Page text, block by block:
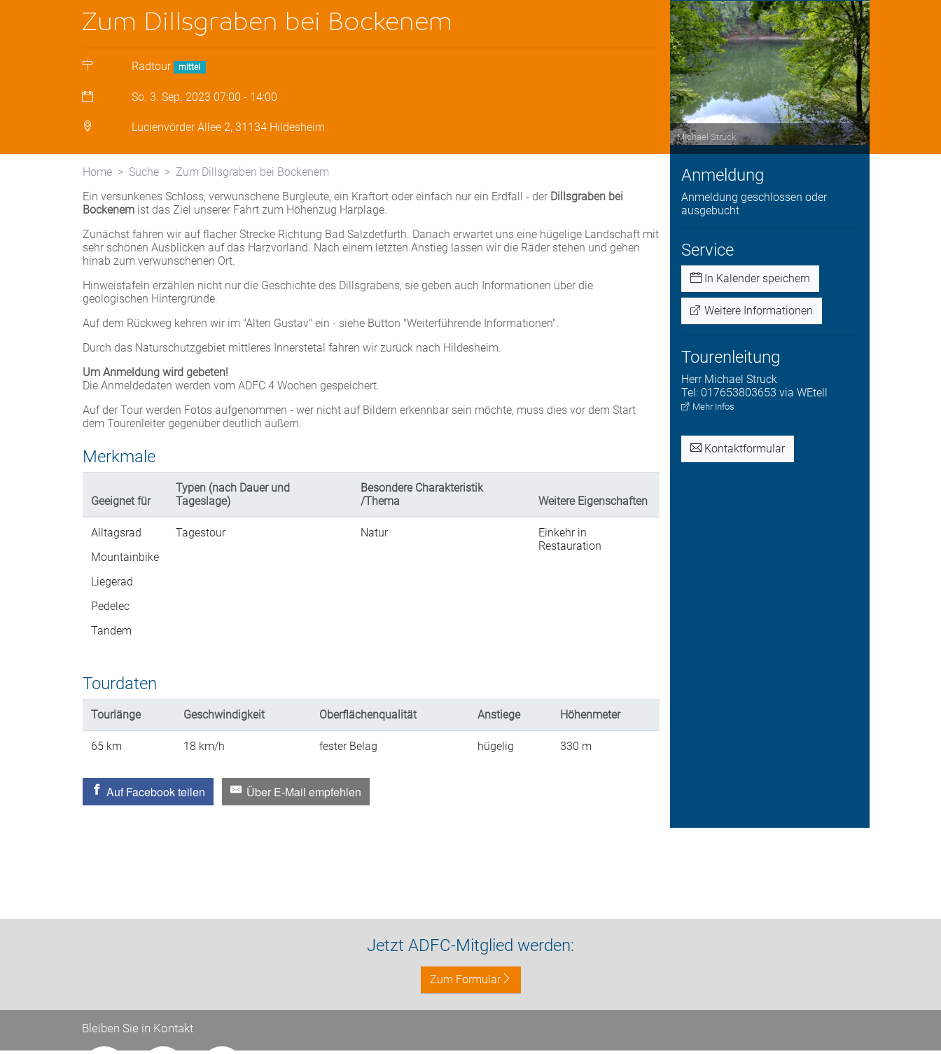
Zum Dillsgraben bei Bockenem
Radtour mittel
So. 3. Sep. 2023 07:00 - 14:00
Lucienvörder Allee 2, 31134 Hildesheim
Michael Struck
Anmeldung
Anmeldung geschlossen oder
ausgebucht
Service
In Kalender speichern
Weitere Informationen
Tourenleitung
Herr Michael Struck
Tel: 017653803653 via WEtell
Mehr Infos
Kontaktformular
Home Suche
Zum Dillsgraben bei Bockenem
Ein versunkenes Schloss, verwunschene Burgleute, ein Kraftort oder einfach nur ein Erdfall - der Dillsgraben bei
Bockenem ist das Ziel unserer Fahrt zum Höhenzug Harplage.
Zunächst fahren wir auf flacher Strecke Richtung Bad Salzdetfurth. Danach erwartet uns eine hügelige Landschaft mit
sehr schönen Ausblicken auf das Harzvorland. Nach einem letzten Anstieg lassen wir die Räder stehen und gehen
hinab zum verwunschenen Ort.
Hinweistafeln erzählen nicht nur die Geschichte des Dillsgrabens, sie geben auch Informationen über die
geologischen Hintergründe.
Auf dem Rückweg kehren wir im "Alten Gustav" ein - siehe Button "Weiterführende Informationen".
Durch das Naturschutzgebiet mittleres Innerstetal fahren wir zurück nach Hildesheim.
Um Anmeldung wird gebeten!
Die Anmeldedaten werden vom ADFC 4 Wochen gespeichert.
Auf der Tour werden Fotos aufgenommen - wer nicht auf Bildern erkennbar sein möchte, muss dies vor dem Start
dem Tourenleiter gegenüber deutlich äußern.
Merkmale
Geeignet für
Typen (nach Dauer und
Tageslage)
Besondere Charakteristik
/Thema
Weitere Eigenschaften
Alltagsrad
Mountainbike
Liegerad
Pedelec
Tandem
Tagestour Natur
Einkehr in
Restauration
Tourdaten
Tourlänge Geschwindigkeit Oberflächenqualität Anstiege Höhenmeter
65 km 18 km/h fester Belag hügelig 330 m
Auf Facebook teilen Über E-Mail empfehlen
Jetzt ADFC-Mitglied werden:
Zum Formular
Bleiben Sie in Kontakt